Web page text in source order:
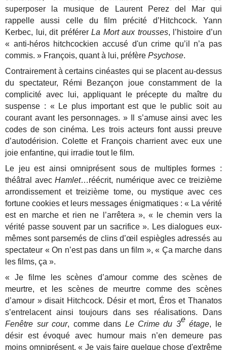
superposer la musique de Laurent Perez del Mar qui
rappelle aussi celle du film précité d’Hitchcock. Yann
Kerbec, lui, dit préférerLa Mort aux trousses, l’histoire d’un
« anti-héros hitchcockien accusé d'un crime qu’il n’a pas
commis. » François, quant à lui, préfèrePsychose.
Contrairement à certains cinéastes qui se placent au-dessus
du spectateur, Rémi Bezançon joue constamment de la
complicité avec lui, appliquant le précepte du maître du
suspense : « Le plus important est que le public soit au
courant avant les personnages. » Il s’amuse ainsi avec les
codes de son cinéma. Les trois acteurs font aussi preuve
d’autodérision. Colette et François charrient avec eux une
joie enfantine, qui irradie tout le film.
Le jeu est ainsi omniprésent sous de multiples formes :
théâtral avecHamlet…réécrit, numérique avec ce treizième
arrondissement et treizième tome, ou mystique avec ces
fortune cookies et leurs messages énigmatiques : « La vérité
est en marche et rien ne l’arrêtera », « le chemin vers la
vérité passe souvent par un sacrifice ». Les dialogues eux-
mêmes sont parsemés de clins d’œil espiègles adressés au
spectateur « On n’est pas dans un film », « Ça marche dans
les films, ça ».
« Je filme les scènes d’amour comme des scènes de
meurtre, et les scènes de meurtre comme des scènes
d’amour » disait Hitchcock. Désir et mort, Éros et Thanatos
s’entrelacent ainsi toujours dans ses réalisations. Dans
Fenêtre sur cour, comme dans Le Crime du 3e étage, le
désir est évoqué avec humour mais n’en demeure pas
moins omniprésent. « Je vais faire quelque chose d'extrême